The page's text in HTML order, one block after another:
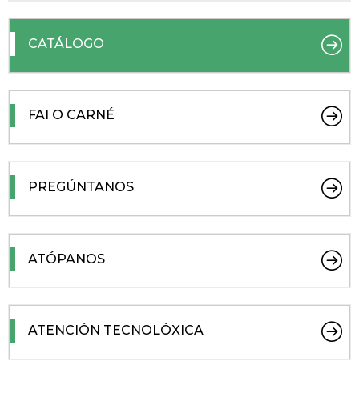
CATÁLOGO
FAI O CARNÉ
PREGÚNTANOS
ATÓPANOS
ATENCIÓN TECNOLÓXICA